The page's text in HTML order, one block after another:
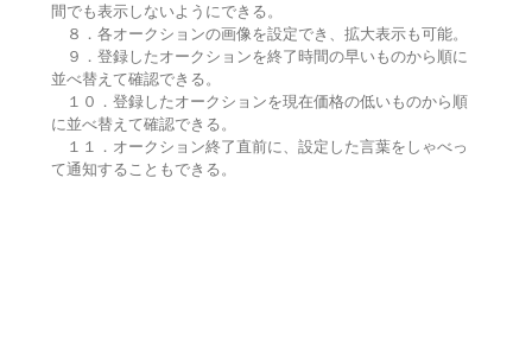
間でも表示しないようにできる。
８．各オークションの画像を設定でき、拡大表示も可能。
９．登録したオークションを終了時間の早いものから順に
並べ替えて確認できる。
１０．登録したオークションを現在価格の低いものから順
に並べ替えて確認できる。
１１．オークション終了直前に、設定した言葉をしゃべっ
て通知することもできる。